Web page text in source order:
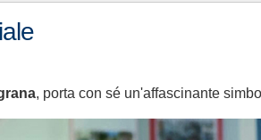
, porta con sé un'affascinante